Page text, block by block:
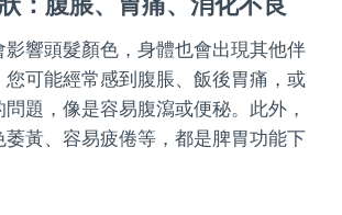
影響頭髮顏色，身體也會出現其他伴
可能經常感到腹脹、飯後胃痛，或
題，像是容易腹瀉或便秘。此外，
黃、容易疲倦等，都是脾胃功能下